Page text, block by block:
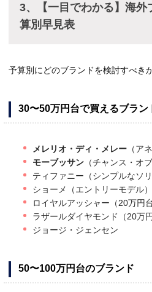
3、【一目でわかる】海外
算別早見表
予算別にどのブランドを検討すべき
30〜50万円台で買えるブラン
メレリオ・ディ・メレー （ア
モーブッサン （チャンス・オ
ティファニー（シンプルなソリ
ショーメ（エントリーモデル）
ロイヤルアッシャー（20万円
ラザールダイヤモンド（20万円
ジョージ・ジェンセン
50〜100万円台のブランド